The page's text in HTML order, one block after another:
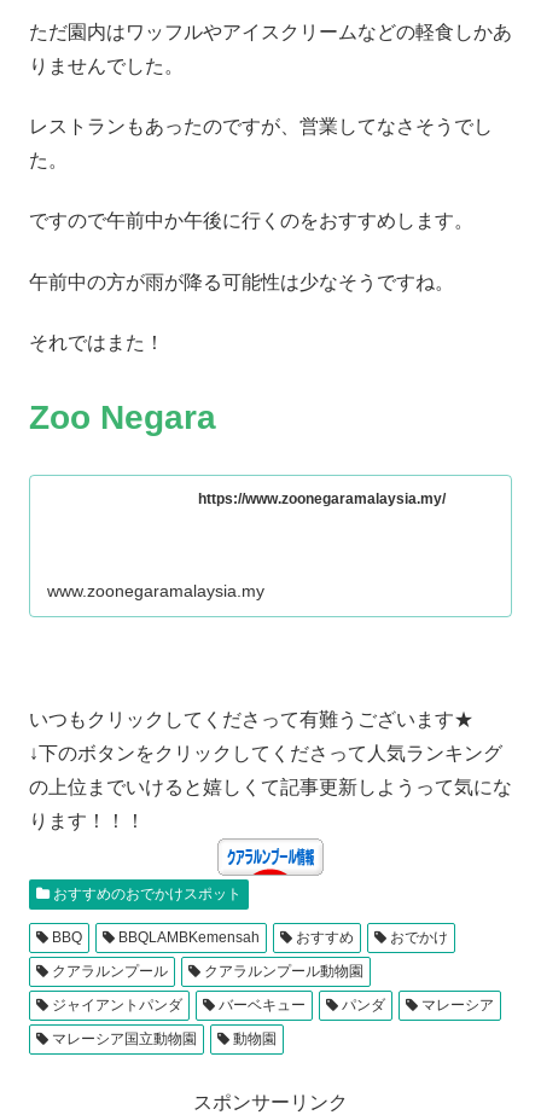
ただ園内はワッフルやアイスクリームなどの軽食しかあ
りませんでした。
レストランもあったのですが、営業してなさそうでし
た。
ですので午前中か午後に行くのをおすすめします。
午前中の方が雨が降る可能性は少なそうですね。
それではまた！
Zoo Negara
https://www.zoonegaramalaysia.my/
www.zoonegaramalaysia.my
いつもクリックしてくださって有難うございます★
↓下のボタンをクリックしてくださって人気ランキング
の上位までいけると嬉しくて記事更新しようって気にな
ります！！！
おすすめのおでかけスポット
BBQ BBQLAMBKemensah おすすめ
おでかけ
クアラルンプール
クアラルンプール動物園
ジャイアントパンダ
バーベキュー パンダ
マレーシア
マレーシア国立動物園
動物園
スポンサーリンク